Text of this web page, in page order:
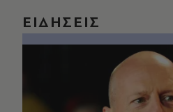
ΕΙΔΗΣΕΙΣ